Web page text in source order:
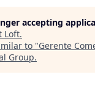
accepting
Loft.
to "Gerente
Group.